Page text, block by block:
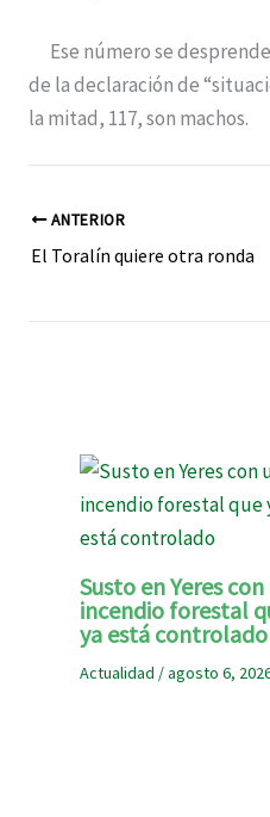
Ese número se
de la declaración de
la mitad, 117, son machos.
ANTERIOR
El Toralín quiere otra ronda
Susto en Yeres con
incendio forestal
ya está controlado
Actualidad /agosto 6,